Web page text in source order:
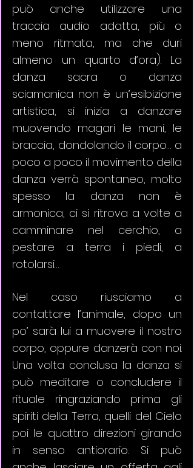
può anche utilizzare una
traccia audio adatta, più o
meno ritmata, ma che duri
almeno un quarto d’ora). La
danza sacra o danza
sciamanica non è un’esibizione
artistica, si inizia a danzare
muovendo magari le mani, le
braccia, dondolando il corpo… a
poco a poco il movimento della
danza verrà spontaneo, molto
spesso la danza non è
armonica, ci si ritrova a volte a
camminare nel cerchio, a
pestare a terra i piedi, a
rotolarsi…
Nel caso riusciamo a
contattare l’animale, dopo un
po’ sarà lui a muovere il nostro
corpo, oppure danzerà con noi.
Una volta conclusa la danza si
può meditare o concludere il
rituale ringraziando prima gli
spiriti della Terra, quelli del Cielo
poi le quattro direzioni girando
in senso antiorario. Si può